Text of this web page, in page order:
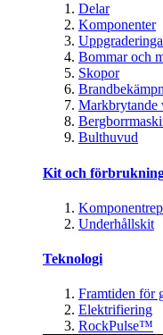
Delar
Komponenter
Bommar och
Skopor
Markbrytande
Bulthuvud
Kit och
Underhållskit
Teknologi
Framtiden för
Elektrifiering
RockPulse™